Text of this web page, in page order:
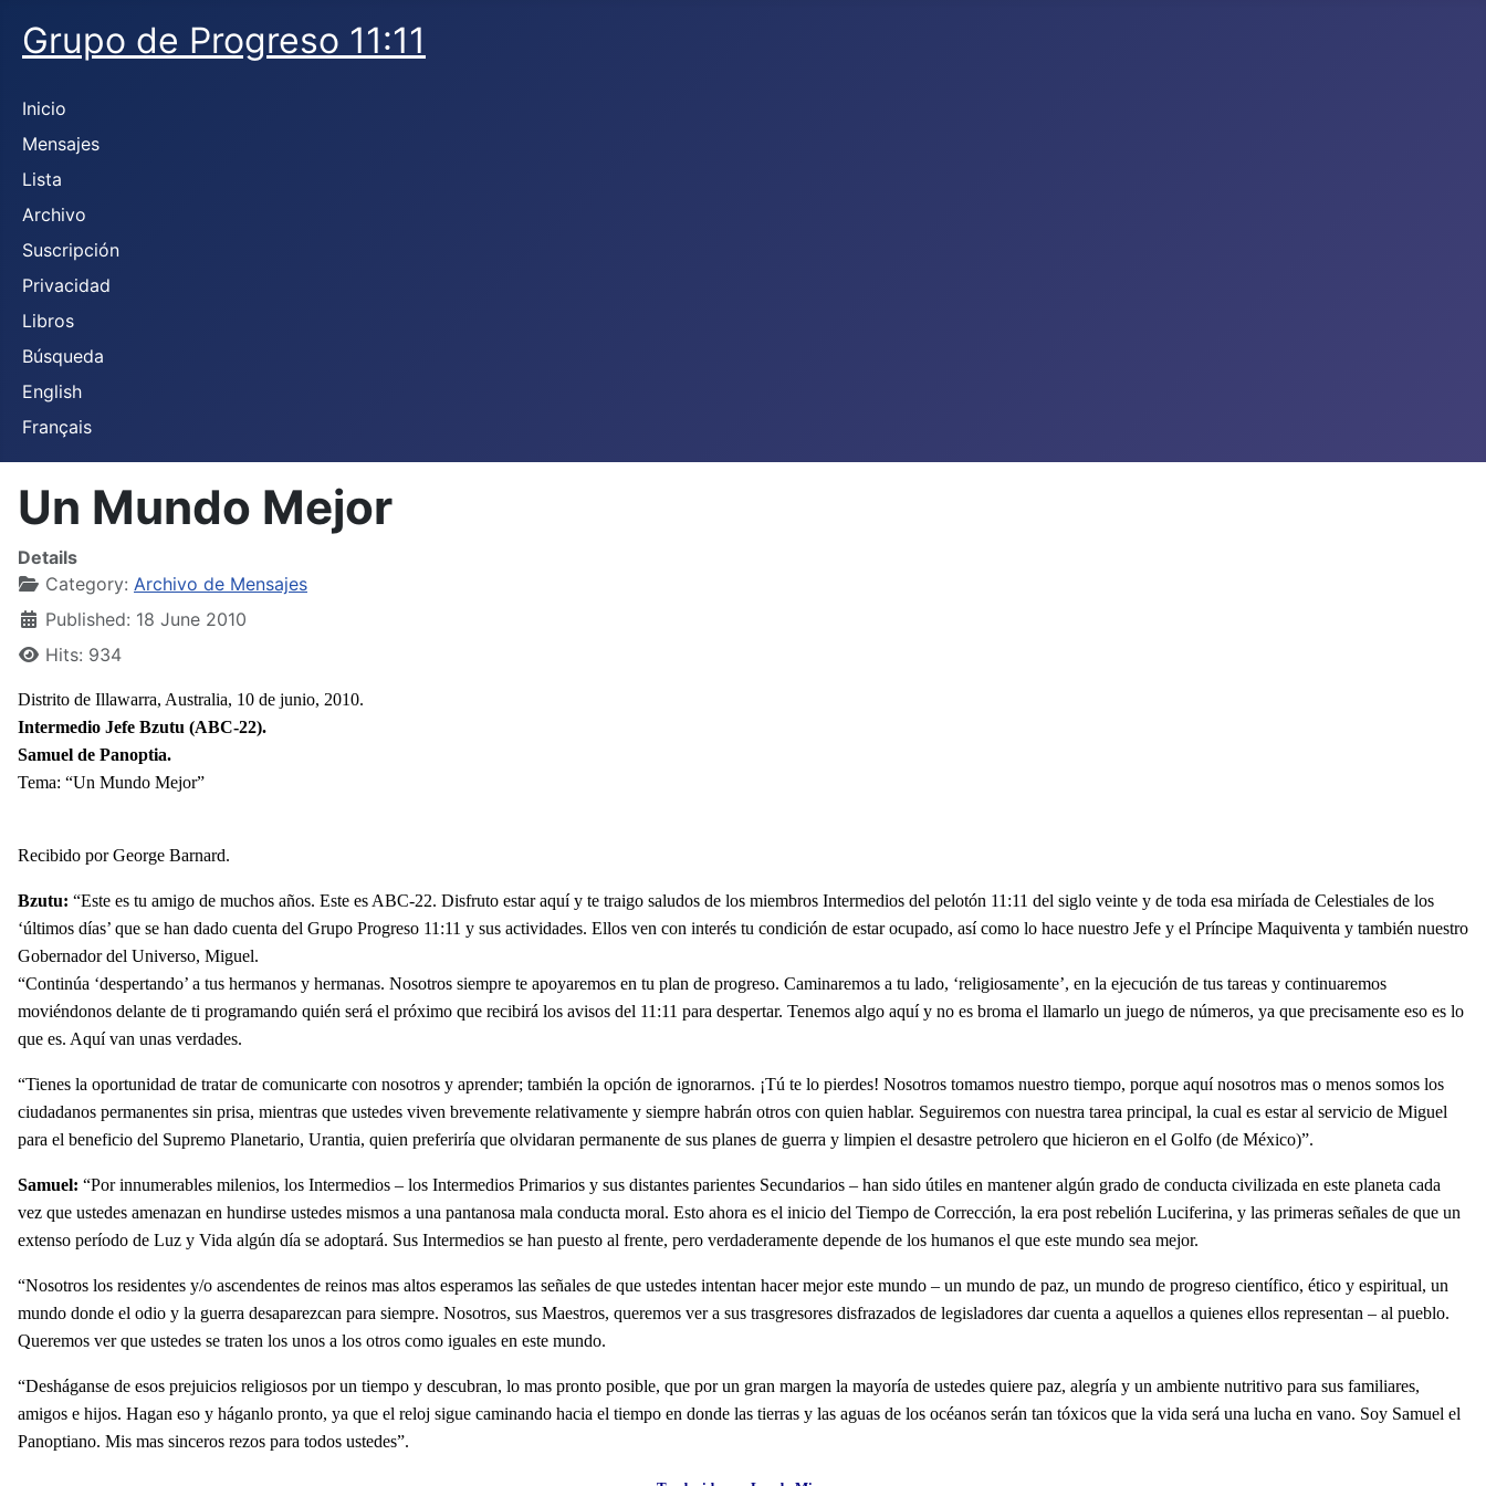
Grupo de Progreso 11:11
Inicio
Mensajes
Lista
Archivo
Suscripción
Privacidad
Libros
Búsqueda
English
Français
Un Mundo Mejor
Details
Category: Archivo de Mensajes
Published: 18 June 2010
Hits: 934
Distrito de Illawarra, Australia, 10 de junio, 2010.
Intermedio Jefe Bzutu (ABC-22).
Samuel de Panoptia.
Tema: “Un Mundo Mejor”
Recibido por George Barnard.
Bzutu: “Este es tu amigo de muchos años. Este es ABC-22. Disfruto estar aquí y te traigo saludos de los miembros Intermedios del pelotón 11:11 del siglo veinte y de toda esa miríada de Celestiales de los
‘últimos días’ que se han dado cuenta del Grupo Progreso 11:11 y sus actividades. Ellos ven con interés tu condición de estar ocupado, así como lo hace nuestro Jefe y el Príncipe Maquiventa y también nuestro
Gobernador del Universo, Miguel.
“Continúa ‘despertando’ a tus hermanos y hermanas. Nosotros siempre te apoyaremos en tu plan de progreso. Caminaremos a tu lado, ‘religiosamente’, en la ejecución de tus tareas y continuaremos
moviéndonos delante de ti programando quién será el próximo que recibirá los avisos del 11:11 para despertar. Tenemos algo aquí y no es broma el llamarlo un juego de números, ya que precisamente eso es lo
que es. Aquí van unas verdades.
“Tienes la oportunidad de tratar de comunicarte con nosotros y aprender; también la opción de ignorarnos. ¡Tú te lo pierdes! Nosotros tomamos nuestro tiempo, porque aquí nosotros mas o menos somos los
ciudadanos permanentes sin prisa, mientras que ustedes viven brevemente relativamente y siempre habrán otros con quien hablar. Seguiremos con nuestra tarea principal, la cual es estar al servicio de Miguel
para el beneficio del Supremo Planetario, Urantia, quien preferiría que olvidaran permanente de sus planes de guerra y limpien el desastre petrolero que hicieron en el Golfo (de México)”.
Samuel: “Por innumerables milenios, los Intermedios – los Intermedios Primarios y sus distantes parientes Secundarios – han sido útiles en mantener algún grado de conducta civilizada en este planeta cada
vez que ustedes amenazan en hundirse ustedes mismos a una pantanosa mala conducta moral. Esto ahora es el inicio del Tiempo de Corrección, la era post rebelión Luciferina, y las primeras señales de que un
extenso período de Luz y Vida algún día se adoptará. Sus Intermedios se han puesto al frente, pero verdaderamente depende de los humanos el que este mundo sea mejor.
“Nosotros los residentes y/o ascendentes de reinos mas altos esperamos las señales de que ustedes intentan hacer mejor este mundo – un mundo de paz, un mundo de progreso científico, ético y espiritual, un
mundo donde el odio y la guerra desaparezcan para siempre. Nosotros, sus Maestros, queremos ver a sus trasgresores disfrazados de legisladores dar cuenta a aquellos a quienes ellos representan – al pueblo.
Queremos ver que ustedes se traten los unos a los otros como iguales en este mundo.
“Desháganse de esos prejuicios religiosos por un tiempo y descubran, lo mas pronto posible, que por un gran margen la mayoría de ustedes quiere paz, alegría y un ambiente nutritivo para sus familiares,
amigos e hijos. Hagan eso y háganlo pronto, ya que el reloj sigue caminando hacia el tiempo en donde las tierras y las aguas de los océanos serán tan tóxicos que la vida será una lucha en vano. Soy Samuel el
Panoptiano. Mis mas sinceros rezos para todos ustedes”.